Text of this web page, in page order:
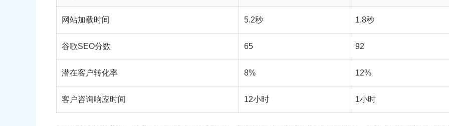
网站加载时间 5.2秒 1.8秒
谷歌SEO分数 65 92
潜在客户转化率 8% 12%
客户咨询响应时间 12小时 1小时